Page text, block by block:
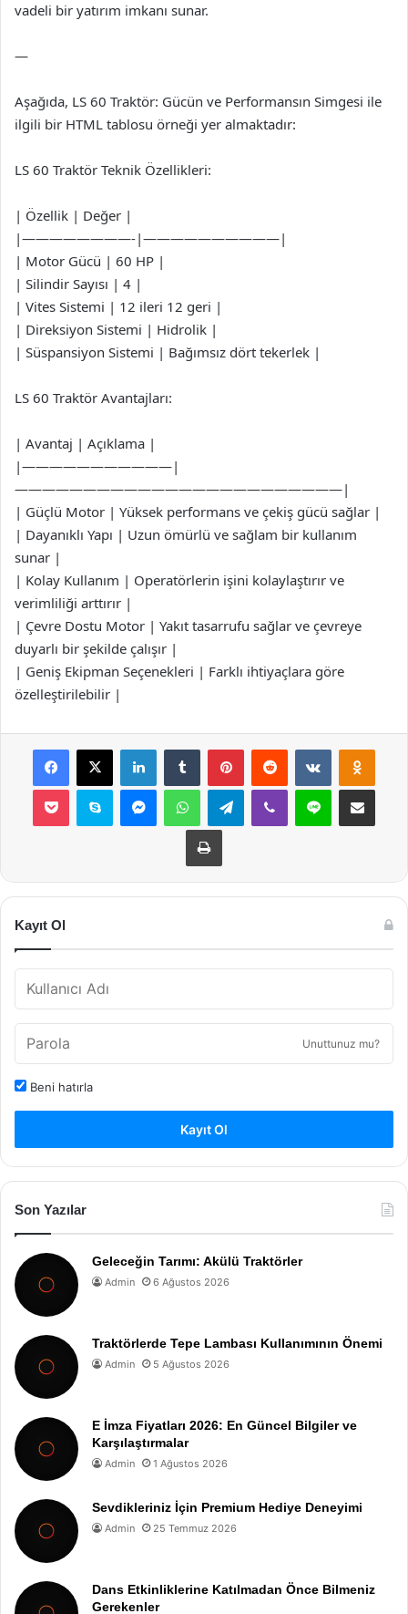
vadeli bir yatırım imkanı sunar.
—
Aşağıda, LS 60 Traktör: Gücün ve Performansın Simgesi ile
ilgili bir HTML tablosu örneği yer almaktadır:
LS 60 Traktör Teknik Özellikleri:
| Özellik | Değer |
|————————-|——————————|
| Motor Gücü | 60 HP |
| Silindir Sayısı | 4 |
| Vites Sistemi | 12 ileri 12 geri |
| Direksiyon Sistemi | Hidrolik |
| Süspansiyon Sistemi | Bağımsız dört tekerlek |
LS 60 Traktör Avantajları:
| Avantaj | Açıklama |
|———————————|
————————————————————————|
| Güçlü Motor | Yüksek performans ve çekiş gücü sağlar |
| Dayanıklı Yapı | Uzun ömürlü ve sağlam bir kullanım
sunar |
| Kolay Kullanım | Operatörlerin işini kolaylaştırır ve
verimliliği arttırır |
| Çevre Dostu Motor | Yakıt tasarrufu sağlar ve çevreye
duyarlı bir şekilde çalışır |
| Geniş Ekipman Seçenekleri | Farklı ihtiyaçlara göre
özelleştirilebilir |
Facebook
X LinkedInTumblr PinterestReddit VKontakte
Pocket Skype MessengerWhatsAppTelegramViber Line E-Posta ile
Yazdır
Kayıt Ol
Unuttunuz mu?
Beni hatırla
Kayıt Ol
Son Yazılar
Geleceğin Tarımı: Akülü Traktörler
Admin 6 Ağustos 2026
Traktörlerde Tepe Lambası Kullanımının Önemi
Admin 5 Ağustos 2026
E İmza Fiyatları 2026: En Güncel Bilgiler ve
Karşılaştırmalar
Admin 1 Ağustos 2026
Sevdikleriniz İçin Premium Hediye Deneyimi
Admin 25 Temmuz 2026
Dans Etkinliklerine Katılmadan Önce Bilmeniz
Gerekenler